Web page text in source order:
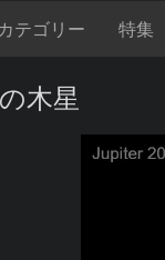
カテゴリー 特集
木星